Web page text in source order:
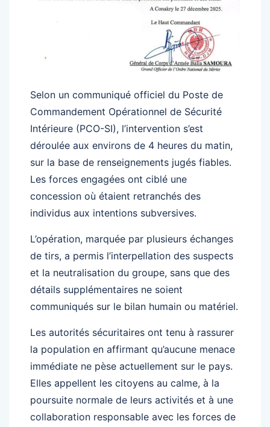
Selon un communiqué officiel du Poste de
Commandement Opérationnel de Sécurité
Intérieure (PCO-SI), l’intervention s’est
déroulée aux environs de 4 heures du matin,
sur la base de renseignements jugés fiables.
Les forces engagées ont ciblé une
concession où étaient retranchés des
individus aux intentions subversives.
L’opération, marquée par plusieurs échanges
de tirs, a permis l’interpellation des suspects
et la neutralisation du groupe, sans que des
détails supplémentaires ne soient
communiqués sur le bilan humain ou matériel.
Les autorités sécuritaires ont tenu à rassurer
la population en affirmant qu’aucune menace
immédiate ne pèse actuellement sur le pays.
Elles appellent les citoyens au calme, à la
poursuite normale de leurs activités et à une
collaboration responsable avec les forces de